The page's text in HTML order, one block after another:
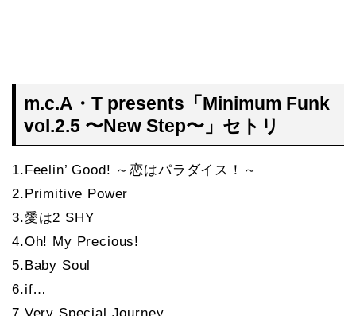
m.c.A・T presents「Minimum Funk
vol.2.5 〜New Step〜」セトリ
1.Feelin’ Good! ～恋はパラダイス！～
2.Primitive Power
3.愛は2 SHY
4.Oh! My Precious!
5.Baby Soul
6.if…
7.Very Special Journey